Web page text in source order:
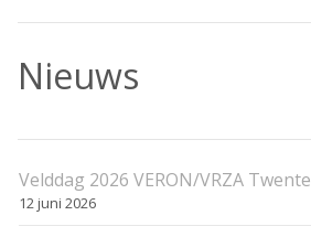
Nieuws
Velddag 2026 VERON/VRZA Twente
12 juni 2026